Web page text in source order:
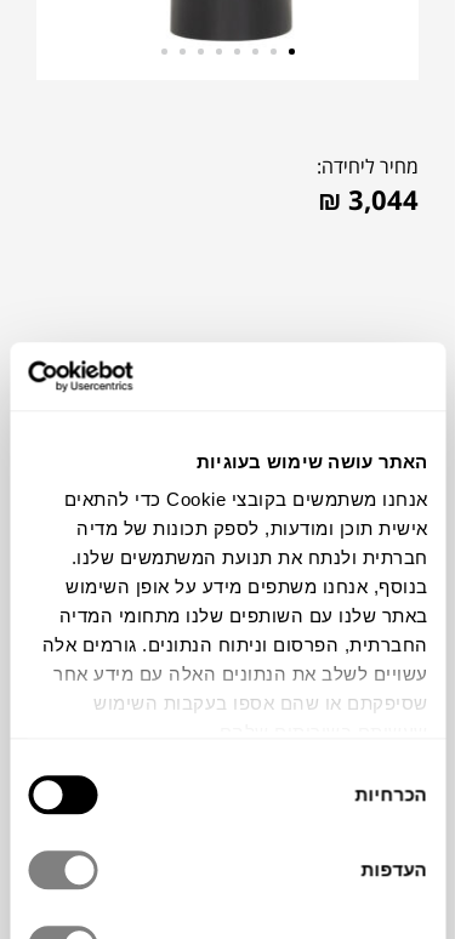
האתר עושה שימוש בעוגיות
אנחנו משתמשים בקובצי Cookie כדי להתאים
אישית תוכן ומודעות, לספק תכונות של מדיה
חברתית ולנתח את תנועת המשתמשים שלנו.
בנוסף, אנחנו משתפים מידע על אופן השימוש
באתר שלנו עם השותפים שלנו מתחומי המדיה
החברתית, הפרסום וניתוח הנתונים. גורמים אלה
עשויים לשלב את הנתונים האלה עם מידע אחר
שסיפקתם או שהם אספו בעקבות השימוש
הסכמה
הכרחיות
העדפות
מחיר ליחידה:
₪ 3,044
תוכלו למצוא אותי ב:
חלה שגיאה. אנא רעננו את הדף ונסו שנית
צבעים
WENDELBO
מעוצב עם משטח עליון עגול ובסיס מרכזי יציב.